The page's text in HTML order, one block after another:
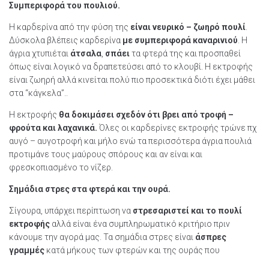
Συμπεριφορά του πουλιού.
Η καρδερίνα από την φύση της είναι νευρικό – ζωηρό πουλί
Δύσκολα βλέπεις καρδερίνα με συμπεριφορά καναρινιού . Η
άγρια χτυπιέται άτσαλα σπάειτα φτερά της και προσπαθεί
όπως είναι λογικό να δραπετεύσει από το κλουβί. Η εκτροφής
είναι ζωηρή αλλά κινείται πολύ πιο προσεκτικά διότι έχει μάθει
στα “κάγκελα”..
Η εκτροφής θα δοκιμάσει σχεδόν ότι βρει από τροφή –
φρούτα και λαχανικά. Όλες οι καρδερίνες εκτροφής τρώνε πχ
αυγό – αυγοτροφή και μήλο ενώ τα περισσότερα άγρια πουλιά
προτιμάνε τους μαύρους σπόρους και αν είναι και
φρεσκοπιασμένο το νίζερ.
Σημάδια στρες στα φτερά και την ουρά.
Σίγουρα, υπάρχει περίπτωση να στρεσαριστεί και το πουλί
εκτροφής αλλά είναι ένα συμπληρωματικό κριτήριο πριν
κάνουμε την αγορά μας. Τα σημάδια στρες είναι άσπρες
γραμμές κατά μήκους των φτερών και της ουράς που